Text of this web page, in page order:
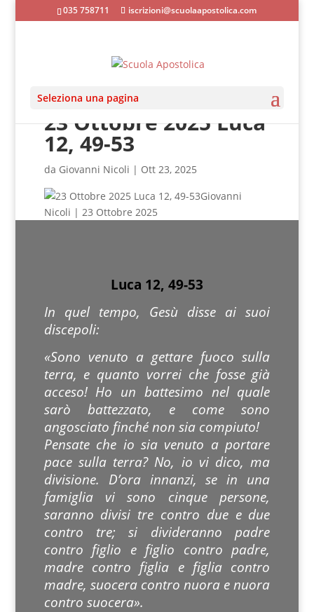
035 758711 iscrizioni@scuolaapostolica.com
Seleziona una pagina
23 Ottobre 2025 Luca
12, 49-53
da Giovanni Nicoli | Ott 23, 2025
Giovanni
Nicoli | 23 Ottobre 2025
Luca 12, 49-53
In quel tempo, Gesù disse ai suoi
discepoli:
«Sono venuto a gettare fuoco sulla
terra, e quanto vorrei che fosse già
acceso! Ho un battesimo nel quale
sarò battezzato, e come sono
angosciato finché non sia compiuto!
Pensate che io sia venuto a portare
pace sulla terra? No, io vi dico, ma
divisione. D’ora innanzi, se in una
famiglia vi sono cinque persone,
saranno divisi tre contro due e due
contro tre; si divideranno padre
contro figlio e figlio contro padre,
madre contro figlia e figlia contro
madre, suocera contro nuora e nuora
contro suocera».